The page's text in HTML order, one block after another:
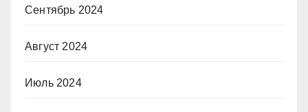
Сентябрь 2024
Август 2024
Июль 2024